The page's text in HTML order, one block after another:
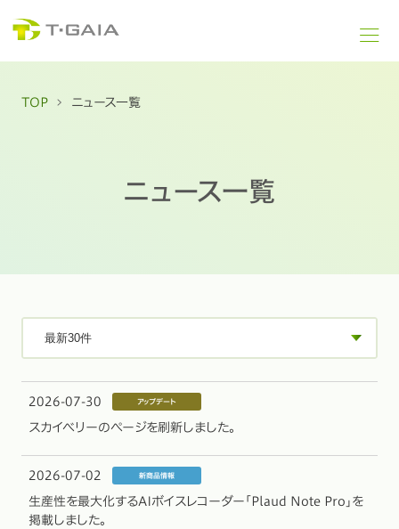
TOP ニュース一覧
ニュース一覧
2026-07-30
スカイベリーのページを刷新しました。
2026-07-02
生産性を最大化するAIボイスレコーダー「Plaud Note Pro」を
掲載しました。